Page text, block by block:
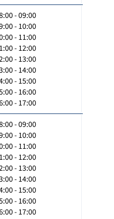
- 09:00
- 10:00
- 11:00
- 12:00
- 13:00
- 14:00
- 15:00
- 16:00
- 17:00
- 09:00
- 10:00
- 11:00
- 12:00
- 13:00
- 14:00
- 15:00
- 16:00
- 17:00